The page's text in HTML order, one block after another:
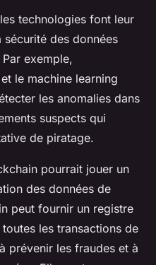
technologies font leur
des données
exemple,
le machine learning
les anomalies dans
suspects qui
de piratage.
pourrait jouer un
des données de
peut fournir un registre
les transactions de
prévenir les fraudes et à